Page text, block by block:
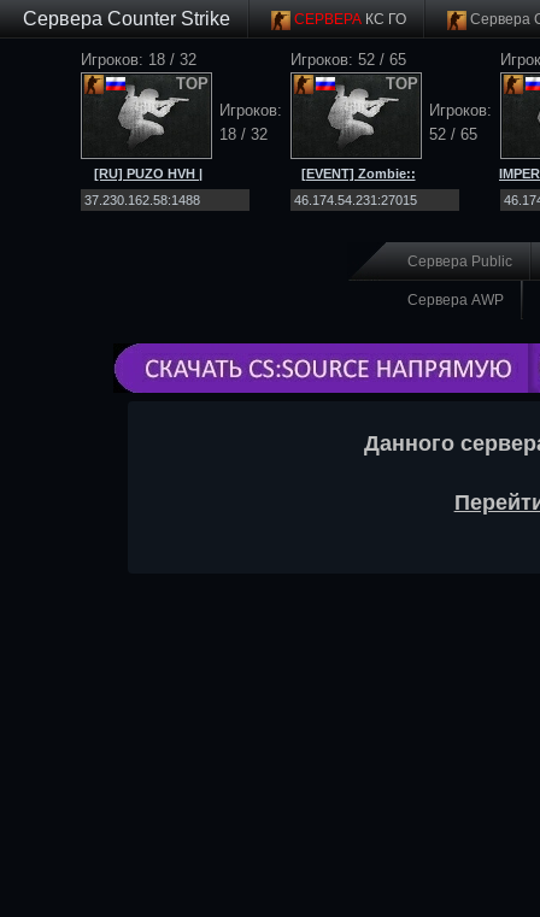
Сервера Counter Strike СЕРВЕРА КС ГО Сервера
Игроков: 18 / 32
TOP
Игроков:
18 / 32
[RU] PUZO HVH |
ONLY SCOUT |
MIRAGE |
Игроков: 52 / 65
TOP
Игроков:
52 / 65
[EVENT] Zombie::
[Net4ALL.RU]::Workshop|SSD
[CS 2]
Сервера Public
Сервера AWP
Данного